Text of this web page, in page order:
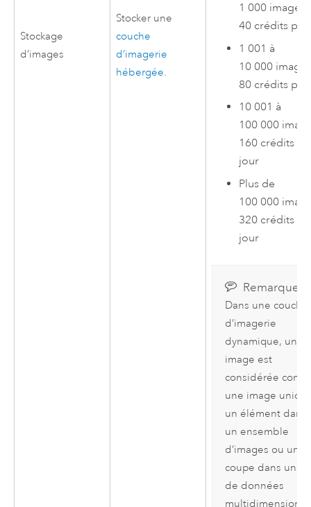
Stockage
d’images
Stocker une
couche
d’imagerie
hébergée.
1 000 images
40 crédits par
1 001 à
10 000
80 crédits
10 001 à
100 000
160 crédits
jour
Plus de
100 000
320 crédits
jour
Remarque :
Dans une couche
d’imagerie
dynamique, une
image est
considérée
une image
un élément dans
un ensemble
d’images ou une
coupe dans un
de données